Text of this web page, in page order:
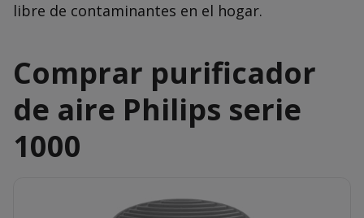
libre de contaminantes en el hogar.
Comprar purificador
de aire Philips serie
1000